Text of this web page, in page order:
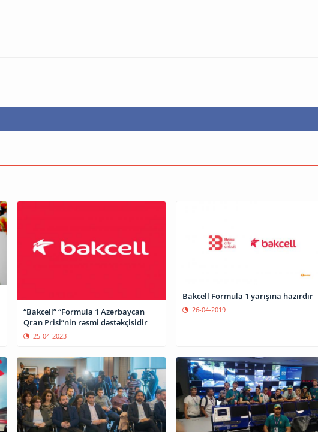
“Bakcell” “Formula 1 Azərbaycan
Qran Prisi”nin rəsmi dəstəkçisidir
25-04-2023
Bakcell Formula 1 yarışına hazırdır
26-04-2019